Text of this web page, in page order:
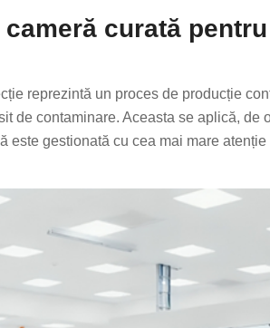
curată
reprezintă un proces de producție
de contaminare. Aceasta se aplică, de
este gestionată cu cea mai mare